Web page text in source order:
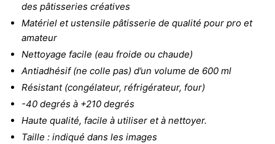
des pâtisseries créatives
Matériel et ustensile pâtisserie de qualité pour pro et
amateur
Nettoyage facile (eau froide ou chaude)
Antiadhésif (ne colle pas) d’un volume de 600 ml
Résistant (congélateur, réfrigérateur, four)
-40 degrés à +210 degrés
Haute qualité, facile à utiliser et à nettoyer.
Taille : indiqué dans les images